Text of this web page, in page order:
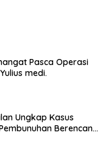
Pasca Operasi
medi.
Ungkap Kasus
Berencana,